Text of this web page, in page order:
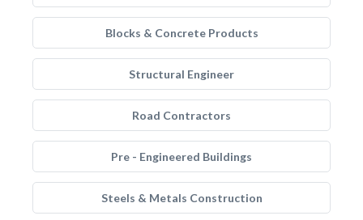
Blocks & Concrete Products
Structural Engineer
Road Contractors
Pre - Engineered Buildings
Steels & Metals Construction